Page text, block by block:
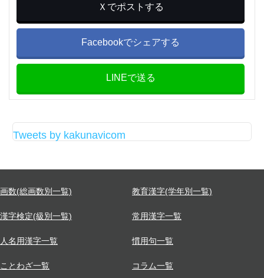
Ｘでポストする
Facebookでシェアする
LINEで送る
Tweets by kakunavicom
画数(総画数別一覧) 教育漢字(学年別一覧)
漢字検定(級別一覧) 常用漢字一覧
人名用漢字一覧 慣用句一覧
ことわざ一覧 コラム一覧